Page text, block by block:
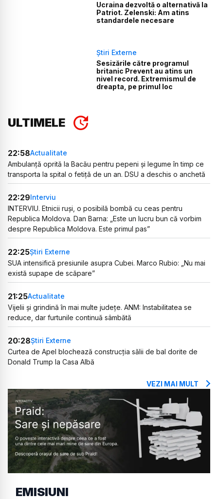
Ucraina dezvoltă o alternativă la
Patriot. Zelenski: Am atins
standardele necesare
Știri Externe
Sesizările către programul
britanic Prevent au atins un
nivel record. Extremismul de
dreapta, pe primul loc
ULTIMELE
22:58Actualitate
Ambulanță oprită la Bacău pentru pepeni și legume în timp ce
transporta la spital o fetiță de un an. DSU a deschis o anchetă
22:29Interviu
INTERVIU. Etnicii ruși, o posibilă bombă cu ceas pentru
Republica Moldova. Dan Barna: „Este un lucru bun că vorbim
despre Republica Moldova. Este primul pas”
22:25Știri Externe
SUA intensifică presiunile asupra Cubei. Marco Rubio: „Nu mai
există supape de scăpare”
21:25Actualitate
Vijelii și grindină în mai multe județe. ANM: Instabilitatea se
reduce, dar furtunile continuă sâmbătă
20:28Știri Externe
Curtea de Apel blochează construcția sălii de bal dorite de
Donald Trump la Casa Albă
VEZI MAI MULT
EMISIUNI